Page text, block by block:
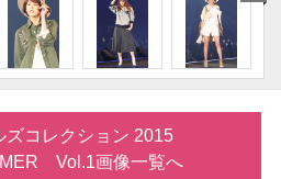
ズコレクション 2015
Vol.1画像一覧へ